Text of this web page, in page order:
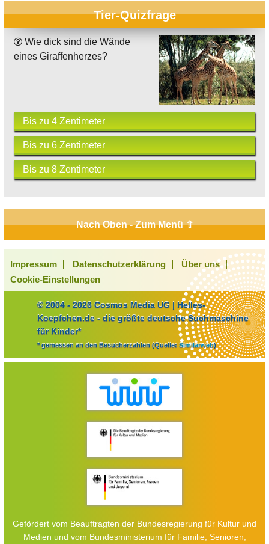
Tier-Quizfrage
Wie dick sind die Wände
eines Giraffenherzes?
Bis zu 4 Zentimeter
Bis zu 6 Zentimeter
Bis zu 8 Zentimeter
Nach Oben - Zum Menü ⇧
Impressum Datenschutzerklärung
Über uns
Cookie-Einstellungen
© 2004 - 2026 Cosmos Media UG | Helles-
Koepfchen.de - die größte deutsche Suchmaschine
für Kinder*
* gemessen an den Besucherzahlen (Quelle: Similarweb)
Gefördert vom Beauftragten der Bundesregierung für Kultur und
Medien und vom Bundesministerium für Familie, Senioren,